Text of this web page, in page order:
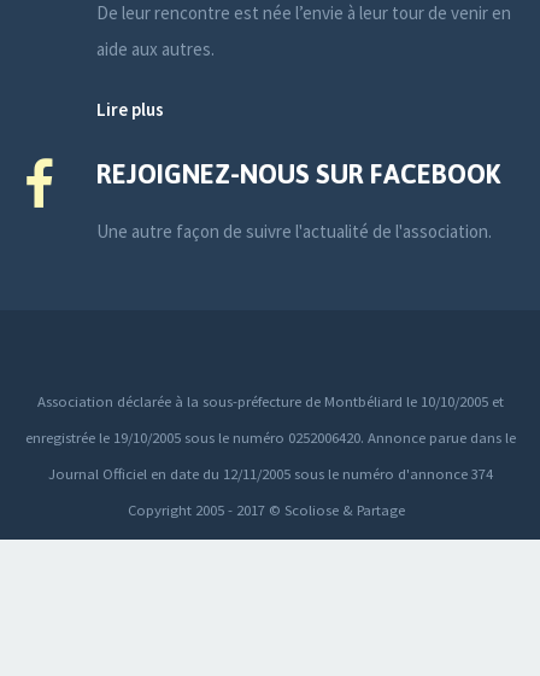
De leur rencontre est née l’envie à leur tour de venir en
aide aux autres.
Lire plus
REJOIGNEZ-NOUS SUR FACEBOOK
Une autre façon de suivre l'actualité de l'association.
Association déclarée à la sous-préfecture de Montbéliard le 10/10/2005 et
enregistrée le 19/10/2005 sous le numéro 0252006420. Annonce parue dans le
Journal Officiel en date du 12/11/2005 sous le numéro d'annonce 374
Copyright 2005 - 2017 © Scoliose & Partage